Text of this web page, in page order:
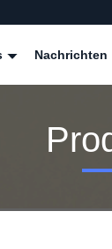
Nachrichten